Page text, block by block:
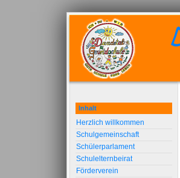
Inhalt
Herzlich willkommen
Schulgemeinschaft
Schülerparlament
Schulelternbeirat
Förderverein